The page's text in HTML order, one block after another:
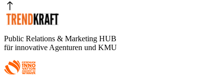
Public Relations & Marketing HUB
für innovative Agenturen und KMU